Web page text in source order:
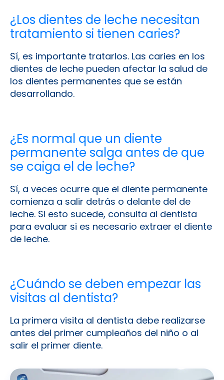
¿Los dientes de leche necesitan
tratamiento si tienen caries?
Sí, es importante tratarlos. Las caries en los
dientes de leche pueden afectar la salud de
los dientes permanentes que se están
desarrollando.
¿Es normal que un diente
permanente salga antes de que
se caiga el de leche?
Sí, a veces ocurre que el diente permanente
comienza a salir detrás o delante del de
leche. Si esto sucede, consulta al dentista
para evaluar si es necesario extraer el diente
de leche.
¿Cuándo se deben empezar las
visitas al dentista?
La primera visita al dentista debe realizarse
antes del primer cumpleaños del niño o al
salir el primer diente.